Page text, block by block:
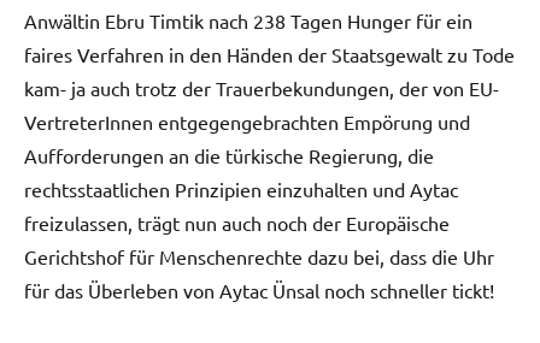
Anwältin Ebru Timtik nach 238 Tagen Hunger für ein
faires Verfahren in den Händen der Staatsgewalt zu Tode
kam- ja auch trotz der Trauerbekundungen, der von EU-
VertreterInnen entgegengebrachten Empörung und
Aufforderungen an die türkische Regierung, die
rechtsstaatlichen Prinzipien einzuhalten und Aytac
freizulassen, trägt nun auch noch der Europäische
Gerichtshof für Menschenrechte dazu bei, dass die Uhr
für das Überleben von Aytac Ünsal noch schneller tickt!